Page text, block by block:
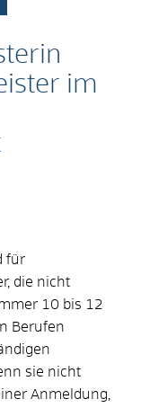
im
für
die nicht
10 bis 12
Berufen
sie nicht
Anmeldung,